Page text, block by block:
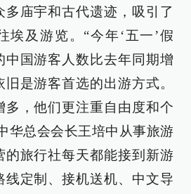
多庙宇和古代遗迹，吸引了
埃及游览。“今年‘五一’假
中国游客人数比去年同期增
是游客首选的出游方式。
多，他们更注重自由度和个
华总会会长王培中从事旅游
的旅行社每天都能接到新游
线定制、接机送机、中文导